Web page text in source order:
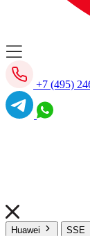
+7 (495)
Huawei SSE